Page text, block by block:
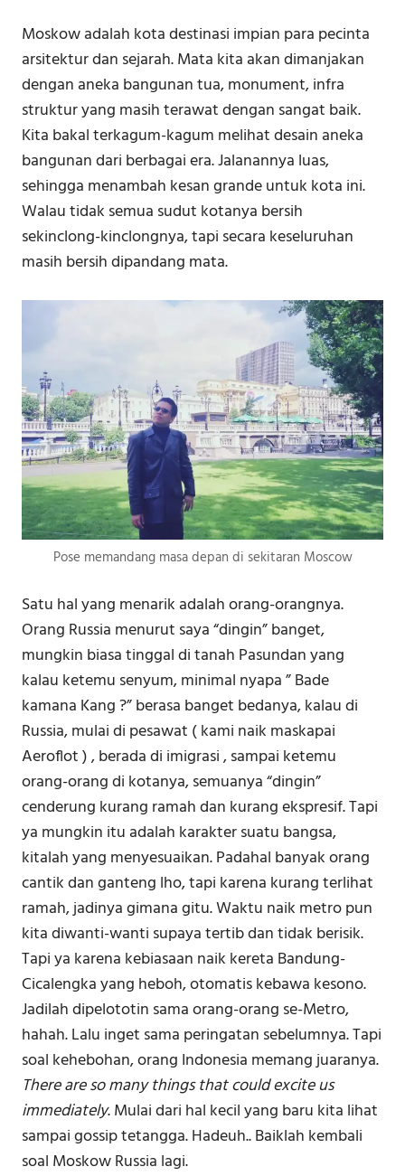
Moskow adalah kota destinasi impian para pecinta
arsitektur dan sejarah. Mata kita akan dimanjakan
dengan aneka bangunan tua, monument, infra
struktur yang masih terawat dengan sangat baik.
Kita bakal terkagum-kagum melihat desain aneka
bangunan dari berbagai era. Jalanannya luas,
sehingga menambah kesan grande untuk kota ini.
Walau tidak semua sudut kotanya bersih
sekinclong-kinclongnya, tapi secara keseluruhan
masih bersih dipandang mata.
Pose memandang masa depan di sekitaran Moscow
Satu hal yang menarik adalah orang-orangnya.
Orang Russia menurut saya “dingin” banget,
mungkin biasa tinggal di tanah Pasundan yang
kalau ketemu senyum, minimal nyapa ” Bade
kamana Kang ?” berasa banget bedanya, kalau di
Russia, mulai di pesawat ( kami naik maskapai
Aeroflot ) , berada di imigrasi , sampai ketemu
orang-orang di kotanya, semuanya “dingin”
cenderung kurang ramah dan kurang ekspresif. Tapi
ya mungkin itu adalah karakter suatu bangsa,
kitalah yang menyesuaikan. Padahal banyak orang
cantik dan ganteng lho, tapi karena kurang terlihat
ramah, jadinya gimana gitu. Waktu naik metro pun
kita diwanti-wanti supaya tertib dan tidak berisik.
Tapi ya karena kebiasaan naik kereta Bandung-
Cicalengka yang heboh, otomatis kebawa kesono.
Jadilah dipelototin sama orang-orang se-Metro,
hahah. Lalu inget sama peringatan sebelumnya. Tapi
soal kehebohan, orang Indonesia memang juaranya.
There are so many things that could excite us
immediately. Mulai dari hal kecil yang baru kita lihat
sampai gossip tetangga. Hadeuh.. Baiklah kembali
soal Moskow Russia lagi.